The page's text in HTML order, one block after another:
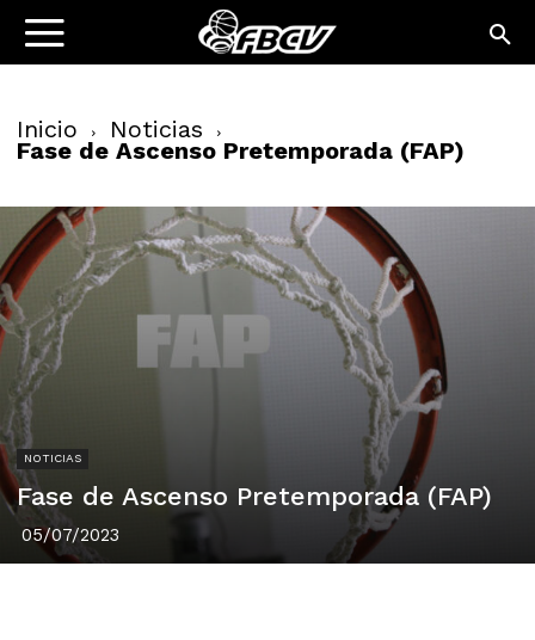
Inicio Noticias
Fase de Ascenso Pretemporada (FAP)
NOTICIAS
Fase de Ascenso Pretemporada (FAP)
05/07/2023